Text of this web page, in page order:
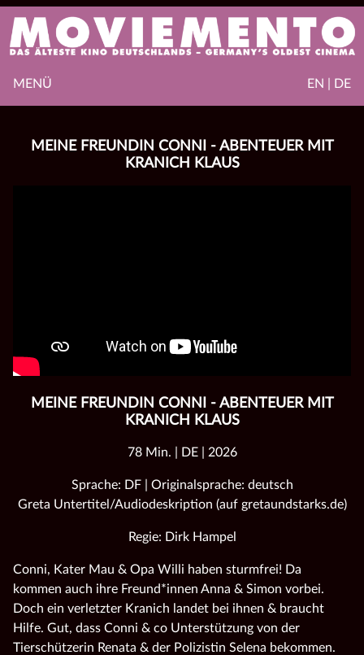
EN | DE
MENÜ
MEINE FREUNDIN CONNI - ABENTEUER MIT
KRANICH KLAUS
MEINE FREUNDIN CONNI - ABENTEUER MIT
KRANICH KLAUS
78 Min. | DE | 2026
Sprache: DF | Originalsprache: deutsch
Greta Untertitel/Audiodeskription (auf gretaundstarks.de)
Regie: Dirk Hampel
Conni, Kater Mau & Opa Willi haben sturmfrei! Da
kommen auch ihre Freund*innen Anna & Simon vorbei.
Doch ein verletzter Kranich landet bei ihnen & braucht
Hilfe. Gut, dass Conni & co Unterstützung von der
Tierschützerin Renata & der Polizistin Selena bekommen.